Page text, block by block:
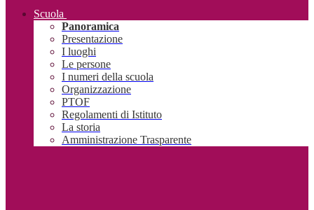
Scuola
Panoramica
Presentazione
I luoghi
Le persone
I numeri della scuola
Organizzazione
PTOF
Regolamenti di Istituto
La storia
Amministrazione Trasparente